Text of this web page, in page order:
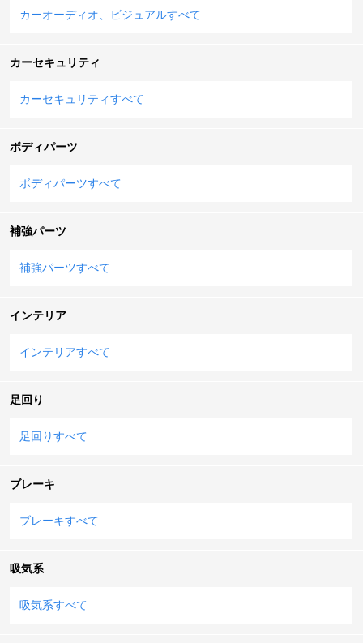
カーオーディオ、ビジュアルすべて
カーセキュリティ
カーセキュリティすべて
ボディパーツ
ボディパーツすべて
補強パーツ
補強パーツすべて
インテリア
インテリアすべて
足回り
足回りすべて
ブレーキ
ブレーキすべて
吸気系
吸気系すべて